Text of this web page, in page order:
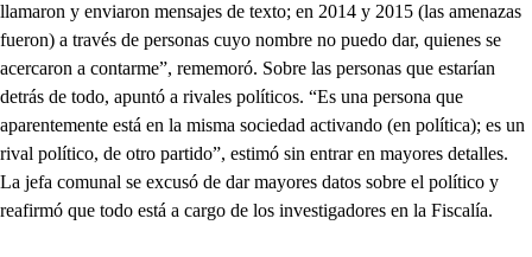
llamaron y enviaron mensajes de texto; en 2014 y 2015 (las amenazas
fueron) a través de personas cuyo nombre no puedo dar, quienes se
acercaron a contarme”, rememoró. Sobre las personas que estarían
detrás de todo, apuntó a rivales políticos. “Es una persona que
aparentemente está en la misma sociedad activando (en política); es un
rival político, de otro partido”, estimó sin entrar en mayores detalles.
La jefa comunal se excusó de dar mayores datos sobre el político y
reafirmó que todo está a cargo de los investigadores en la Fiscalía.